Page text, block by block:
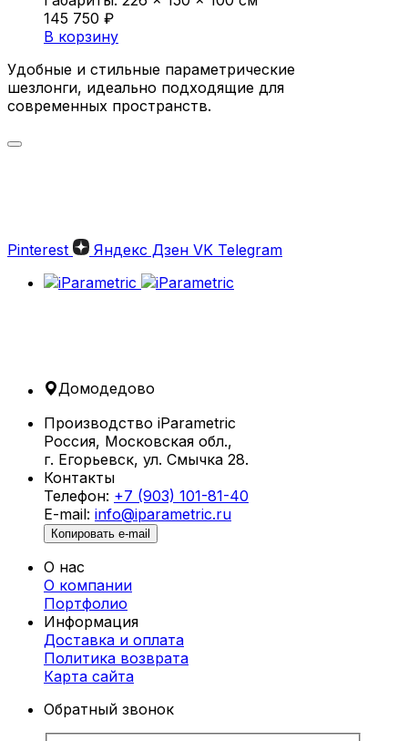
145 750 ₽
В корзину
Удобные и стильные параметрические
шезлонги, идеально подходящие для
современных пространств.
Параметрические шезлонги — это
современное решение для комфортного
отдыха и оформления стильного
и общественных зон отдыха, таких как пляжи,
парки, бассейны и террасы.
Что такое параметрические шезлонги?
Параметрические шезлонги в
Домодедово создаются с использованием
алгоритмического проектирования,
позволяющего разрабатывать уникальные
формы с учетом анатомии человека. Благодаря
этому каждый шезлонг не только
привлекателен внешне, но и обеспечивает
максимальный комфорт.
Преимущества параметрических
шезлонгов
iParametric — это произведение
искусства, которое выделяет ваше
Pinterest Яндекс Дзен VK Telegram
Домодедово
Производство iParametric
Россия, Московская обл.,
г. Егорьевск, ул. Смычка 28.
Контакты
Телефон: +7 (903) 101-81-40
E-mail: info@iparametric.ru
Копировать e-mail
О нас
О компании
Портфолио
Информация
Доставка и оплата
Политика возврата
Карта cайта
Обратный звонок